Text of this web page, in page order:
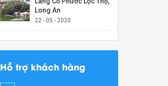
Long An
22 - 05 - 2020
Hỗ trợ khách hàng